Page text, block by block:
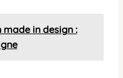
made in design :